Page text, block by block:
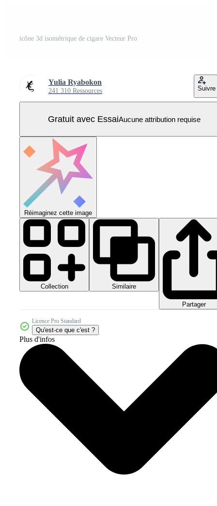
icône 3d isométrique de cigare Vecteur Pro
Yulia Ryabokon
241 310 Ressources Suivre
Gratuit avec EssaiAucune attribution requise
Réimaginez cette image
Collection Similaire
Partager
Licence Pro Standard
Qu'est-ce que c'est ?
Plus d'infos